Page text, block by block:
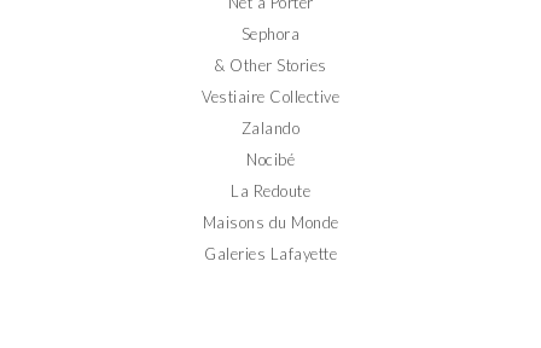
Sephora
& Other Stories
Vestiaire Collective
Zalando
Nocibé
La Redoute
Maisons du Monde
Galeries Lafayette